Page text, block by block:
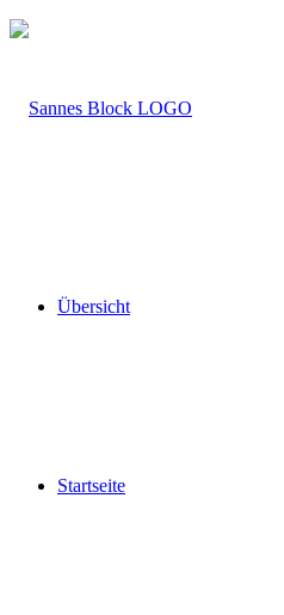
LOGO
Übersicht
Startseite